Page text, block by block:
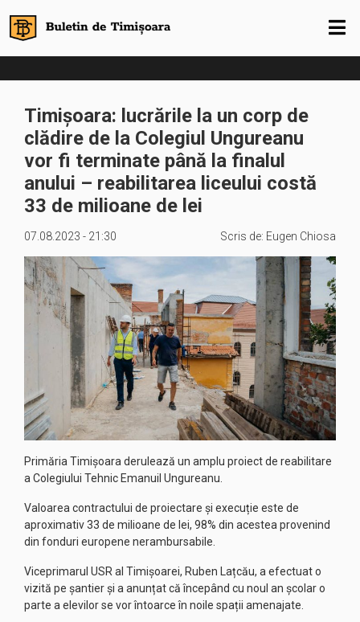
Timișoara: lucrările la un corp de
clădire de la Colegiul Ungureanu
vor fi terminate până la finalul
anului – reabilitarea liceului costă
33 de milioane de lei
07.08.2023 - 21:30 Scris de: Eugen Chiosa
Primăria Timișoara derulează un amplu proiect de reabilitare
a Colegiului Tehnic Emanuil Ungureanu.
Valoarea contractului de proiectare și execuție este de
aproximativ 33 de milioane de lei, 98% din acestea provenind
din fonduri europene nerambursabile.
Viceprimarul USR al Timișoarei, Ruben Lațcău, a efectuat o
vizită pe șantier și a anunțat că începând cu noul an școlar o
parte a elevilor se vor întoarce în noile spații amenajate.